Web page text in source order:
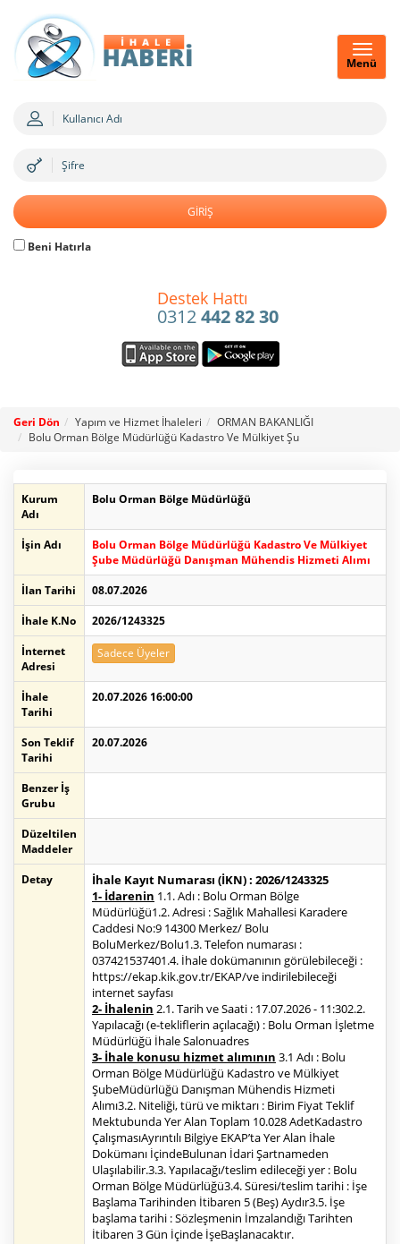
Menü
Beni Hatırla
Destek Hattı
0312442 82 30
Geri Dön Yapım ve Hizmet İhaleleri
ORMAN BAKANLIĞI
Bolu Orman Bölge Müdürlüğü Kadastro Ve Mülkiyet Şu
Kurum
Adı
Bolu Orman Bölge Müdürlüğü
İşin Adı
Bolu Orman Bölge Müdürlüğü Kadastro Ve Mülkiyet
Şube Müdürlüğü Danışman Mühendis Hizmeti Alımı
İlan Tarihi
08.07.2026
İhale K.No
2026/1243325
İnternet
Adresi
Sadece Üyeler
İhale
Tarihi
20.07.2026 16:00:00
Son Teklif
Tarihi
20.07.2026
Benzer İş
Grubu
Düzeltilen
Maddeler
Detay
İhale Kayıt Numarası (İKN) : 2026/1243325
1- İdarenin 1.1. Adı : Bolu Orman Bölge
Müdürlüğü1.2. Adresi : Sağlık Mahallesi Karadere
Caddesi No:9 14300 Merkez/ Bolu
BoluMerkez/Bolu1.3. Telefon numarası :
037421537401.4. İhale dokümanının görülebileceği :
https://ekap.kik.gov.tr/EKAP/ve indirilebileceği
internet sayfası
2- İhalenin 2.1. Tarih ve Saati : 17.07.2026 - 11:302.2.
Yapılacağı (e-tekliflerin açılacağı) : Bolu Orman İşletme
Müdürlüğü İhale Salonuadres
3- İhale konusu hizmet alımının 3.1 Adı : Bolu
Orman Bölge Müdürlüğü Kadastro ve Mülkiyet
ŞubeMüdürlüğü Danışman Mühendis Hizmeti
Alımı3.2. Niteliği, türü ve miktarı : Birim Fiyat Teklif
Mektubunda Yer Alan Toplam 10.028 AdetKadastro
ÇalışmasıAyrıntılı Bilgiye EKAP’ta Yer Alan İhale
Dokümanı İçindeBulunan İdari Şartnameden
Ulaşılabilir.3.3. Yapılacağı/teslim edileceği yer : Bolu
Orman Bölge Müdürlüğü3.4. Süresi/teslim tarihi : İşe
Başlama Tarihinden İtibaren 5 (Beş) Aydır3.5. İşe
başlama tarihi : Sözleşmenin İmzalandığı Tarihten
İtibaren 3 Gün İçinde İşeBaşlanacaktır.